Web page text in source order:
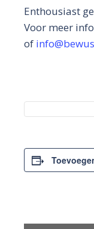
Enthousiast
Voor meer
of